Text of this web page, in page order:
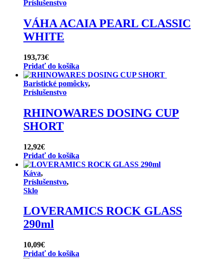
Príslušenstvo
VÁHA ACAIA PEARL CLASSIC
WHITE
193,73€
Pridať do košíka
Baristické pomôcky,
Príslušenstvo
RHINOWARES DOSING CUP
SHORT
12,92€
Pridať do košíka
Káva,
Príslušenstvo,
Sklo
LOVERAMICS ROCK GLASS
290ml
10,09€
Pridať do košíka